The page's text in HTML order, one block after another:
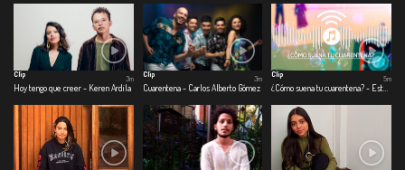
Clip
Hoy tengo que creer - Keren Ardila
3m
Clip
Cuarentena - Carlos Alberto Gómez
3m
Clip
5m